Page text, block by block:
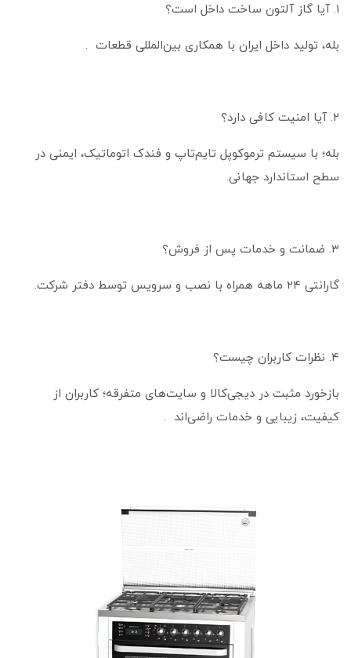
۱. آیا گاز آلتون ساخت داخل است؟
بله، تولید داخل ایران با همکاری بین‌المللی قطعات .
۲. آیا امنیت کافی دارد؟
بله؛ با سیستم ترموکوپل تایم‌تاپ و فندک اتوماتیک، ایمنی در
سطح استاندارد جهانی.
۳. ضمانت و خدمات پس از فروش؟
گارانتی ۲۴ ماهه همراه با نصب و سرویس توسط دفتر شرکت.
۴. نظرات کاربران چیست؟
بازخورد مثبت در دیجی‌کالا و سایت‌های متفرقه؛ کاربران از
کیفیت، زیبایی و خدمات راضی‌اند .